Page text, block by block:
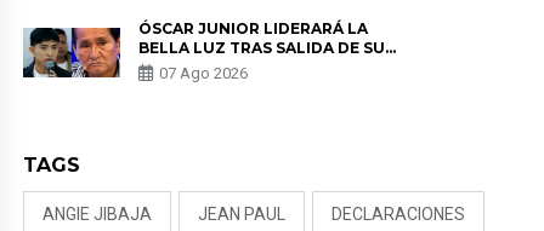
ÓSCAR JUNIOR LIDERARÁ LA
BELLA LUZ TRAS SALIDA DE SU
PADRE POR POLÉMICA CON
NALDY SALDAÑA
07 Ago 2026
TAGS
ANGIE JIBAJA JEAN PAUL DECLARACIONES